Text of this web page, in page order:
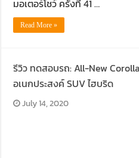
มอเตอร์โชว์ ครั้งที่ 41 …
Read More »
รีวิว ทดสอบรถ: All-New
อเนกประสงค์ SUV ไฮบริด
July 14, 2020